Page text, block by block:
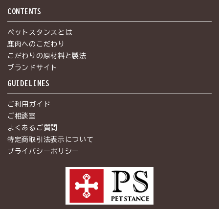
CONTENTS
ペットスタンスとは
鹿肉へのこだわり
こだわりの原材料と製法
ブランドサイト
GUIDELINES
ご利用ガイド
ご相談室
よくあるご質問
特定商取引法表示について
プライバシーポリシー